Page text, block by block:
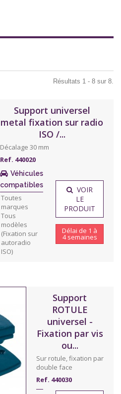
Résultats 1 - 8 sur 8.
Support universel
metal fixation sur radio
ISO /...
Décalage 30 mm
Ref. 440020
Véhicules
compatibles
Toutes
marques
Tous
modèles
(Fixation sur
autoradio
ISO)
VOIR
LE
PRODUIT
Délai de 1 à
4 semaines
Support
ROTULE
universel -
Fixation par vis
ou...
Sur rotule, fixation par
double face
Ref. 440030